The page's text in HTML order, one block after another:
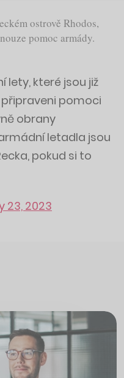
ostrově Rhodos,
pomoc armády.
lety, které jsou již
pomoci
obrany
letadla jsou
pokud si to
23, 2023